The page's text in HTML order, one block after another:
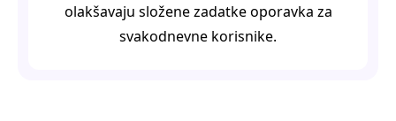
olakšavaju složene zadatke oporavka za
svakodnevne korisnike.